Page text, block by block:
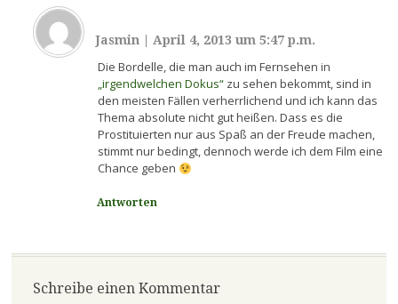
Jasmin April 4, 2013 um 5:47 p.m.
Die Bordelle, die man auch im Fernsehen in
„irgendwelchen Dokus“zu sehen bekommt, sind in
den meisten Fällen verherrlichend und ich kann das
Thema absolute nicht gut heißen. Dass es die
Prostituierten nur aus Spaß an der Freude machen,
stimmt nur bedingt, dennoch werde ich dem Film eine
Chance geben
Antworten
Schreibe einen Kommentar